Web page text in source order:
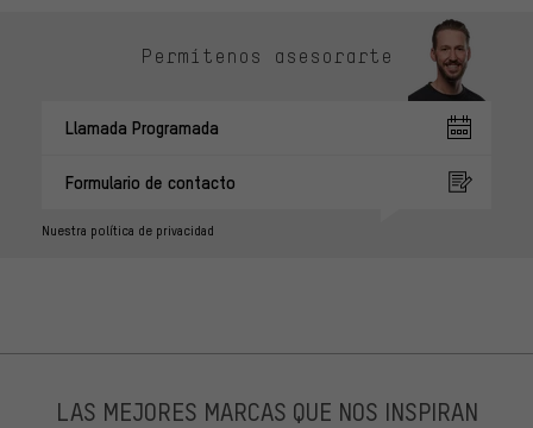
Permítenos asesorarte
Llamada Programada
Formulario de contacto
Nuestra política de privacidad
LAS MEJORES MARCAS QUE NOS INSPIRAN